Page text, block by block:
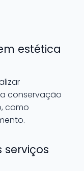
estética
conservação
como
serviços